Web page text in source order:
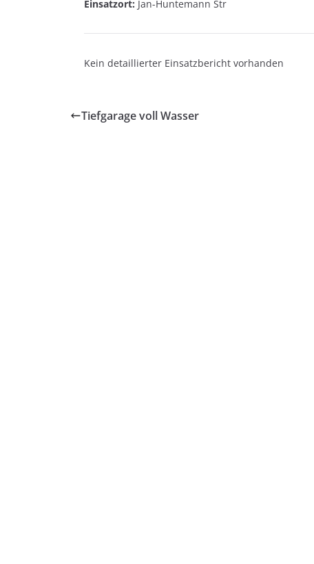
Einsatzort: Jan-Huntemann Str
Kein detaillierter Einsatzbericht vorhanden
Tiefgarage voll Wasser